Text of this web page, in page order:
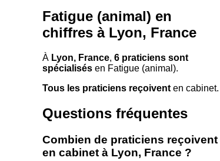
Fatigue (animal) en
chiffres à Lyon, France
À Lyon, France, 6 praticiens sont
spécialisés en Fatigue (animal).
Tous les praticiens reçoivent en cabinet.
Questions fréquentes
Combien de praticiens reçoivent
en cabinet à Lyon, France ?